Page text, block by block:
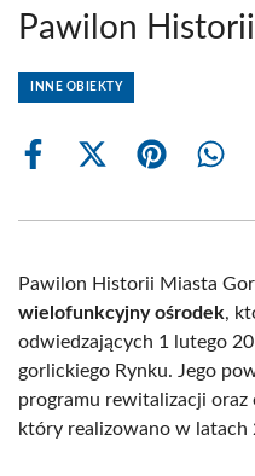
Pawilon
INNE OBIEKTY
Share
Share
(Twitter)
Share
Pawilon Historii Miasta
wielofunkcyjny ośrodek,
odwiedzających 1 lutego
gorlickiego Rynku. Jego
programu rewitalizacji
który realizowano w latach